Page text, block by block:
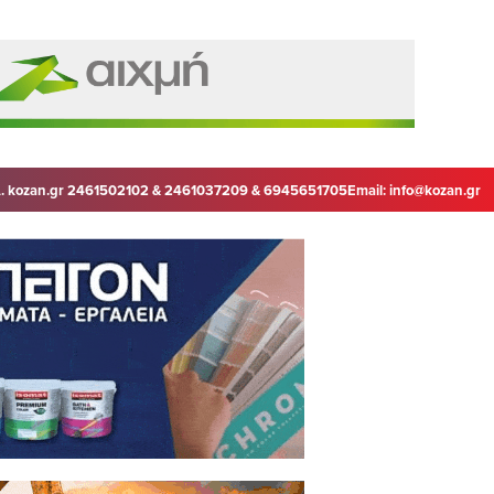
kozan.gr 2461502102 & 2461037209 & 6945651705Email:info@kozan.gr